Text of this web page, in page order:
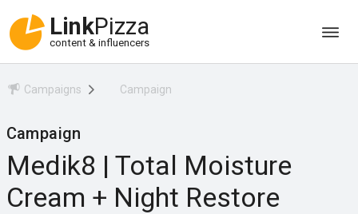
LinkPizza
content & influencers
Campaigns Campaign
Campaign
Medik8 | Total Moisture
Cream + Night Restore